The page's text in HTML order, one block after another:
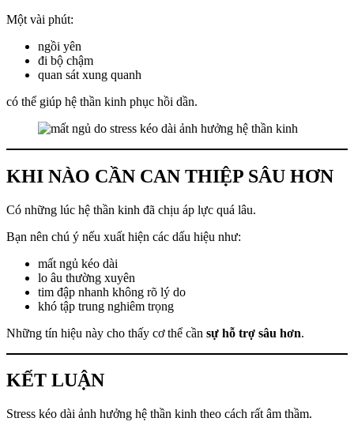
Một vài phút:
ngồi yên
đi bộ chậm
quan sát xung quanh
có thể giúp hệ thần kinh phục hồi dần.
KHI NÀO CẦN CAN THIỆP SÂU HƠN
Có những lúc hệ thần kinh đã chịu áp lực quá lâu.
Bạn nên chú ý nếu xuất hiện các dấu hiệu như:
mất ngủ kéo dài
lo âu thường xuyên
tim đập nhanh không rõ lý do
khó tập trung nghiêm trọng
Những tín hiệu này cho thấy cơ thể cần sự hỗ trợ sâu hơn.
KẾT LUẬN
Stress kéo dài ảnh hưởng hệ thần kinh theo cách rất âm thầm.